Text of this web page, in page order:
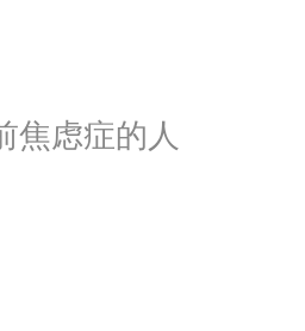
焦虑症的人